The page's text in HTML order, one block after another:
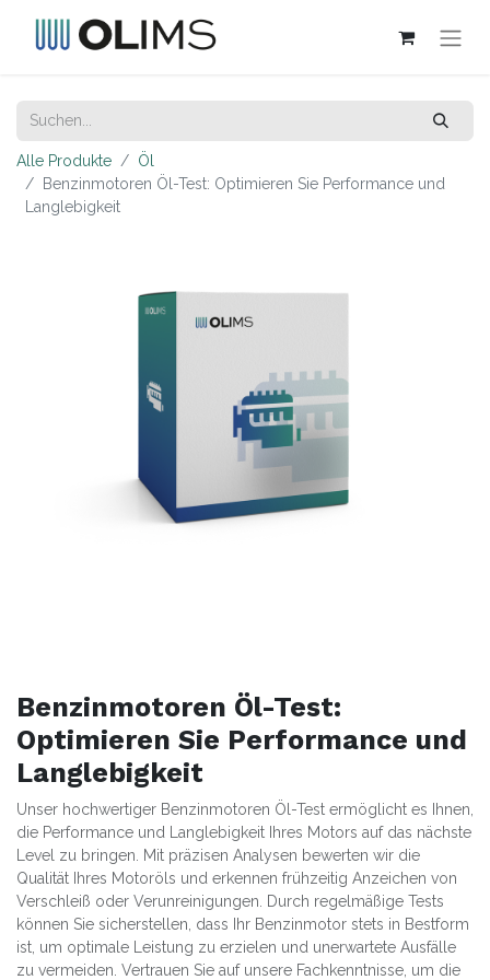
Alle Produkte
Öl
Benzinmotoren Öl-Test: Optimieren Sie Performance und
Langlebigkeit
Benzinmotoren Öl-Test:
Optimieren Sie Performance und
Langlebigkeit
Unser hochwertiger Benzinmotoren Öl-Test ermöglicht es Ihnen,
die Performance und Langlebigkeit Ihres Motors auf das nächste
Level zu bringen. Mit präzisen Analysen bewerten wir die
Qualität Ihres Motoröls und erkennen frühzeitig Anzeichen von
Verschleiß oder Verunreinigungen. Durch regelmäßige Tests
können Sie sicherstellen, dass Ihr Benzinmotor stets in Bestform
ist, um optimale Leistung zu erzielen und unerwartete Ausfälle
zu vermeiden. Vertrauen Sie auf unsere Fachkenntnisse, um die